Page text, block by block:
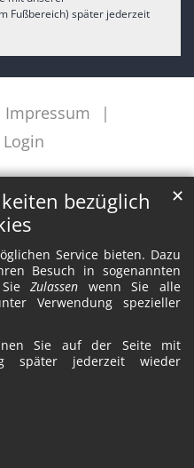
bezüglich
Service bieten. Dazu
Besuch in sogenannten
SieZulassen wenn Sie alle
Verwendung spezieller
Sie auf der Seite mit
später jederzeit wieder
✕
Fußbereich) später jederzeit
Impressum
Login